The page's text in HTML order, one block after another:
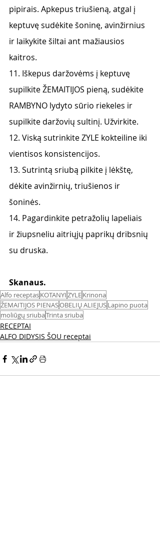
pipirais. Apkepus triušieną, atgal į
keptuvę sudėkite šoninę, avinžirnius
ir laikykite šiltai ant mažiausios
kaitros.
11. Iškepus daržovėms į keptuvę
supilkite ŽEMAITIJOS pieną, sudėkite
RAMBYNO lydyto sūrio riekeles ir
supilkite daržovių sultinį. Užvirkite.
12. Viską sutrinkite ZYLE kokteiline iki
vientisos konsistencijos.
13. Sutrintą sriubą pilkite į lėkštę,
dėkite avinžirnių, triušienos ir
šoninės.
14. Pagardinkite petražolių lapeliais
ir žiupsneliu aitriųjų paprikų dribsnių
su druska.
Skanaus.
Alfo receptasKOTANYIZYLEKrinona
ŽEMAITIJOS PIENASOBELIŲ ALIEJUSLapino puota
moliūgų sriubaTrinta sriuba
RECEPTAI
ALFO DIDYSIS ŠOU receptai